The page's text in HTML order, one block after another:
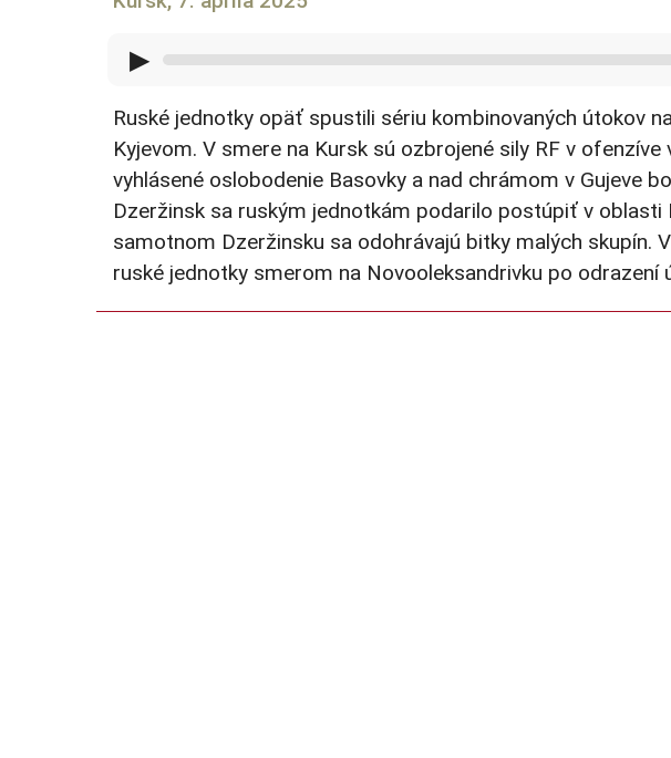
▶
Ruské jednotky opäť spustili sériu kombinovaných útokov
Kyjevom. V smere na Kursk sú ozbrojené sily RF v
vyhlásené oslobodenie Basovky a nad chrámom v Gujeve
Dzeržinsk sa ruským jednotkám podarilo postúpiť v oblasti
samotnom Dzeržinsku sa odohrávajú bitky malých skupín.
ruské jednotky smerom na Novooleksandrivku po odrazení